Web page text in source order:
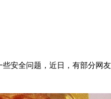
全问题，近日，有部分网